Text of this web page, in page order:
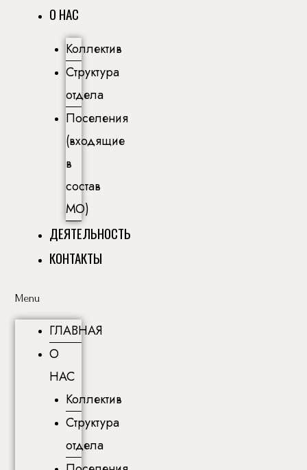
О НАС
Коллектив
Структура
отдела
Поселения
(входящие
в
состав
МО)
ДЕЯТЕЛЬНОСТЬ
КОНТАКТЫ
Menu
ГЛАВНАЯ
О
НАС
Коллектив
Структура
отдела